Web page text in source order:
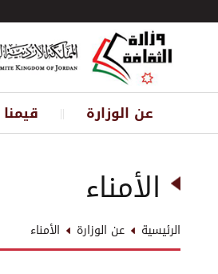
عن الوزارة ||
الأمناء
الرئيسية عن الوزارة الأمناء